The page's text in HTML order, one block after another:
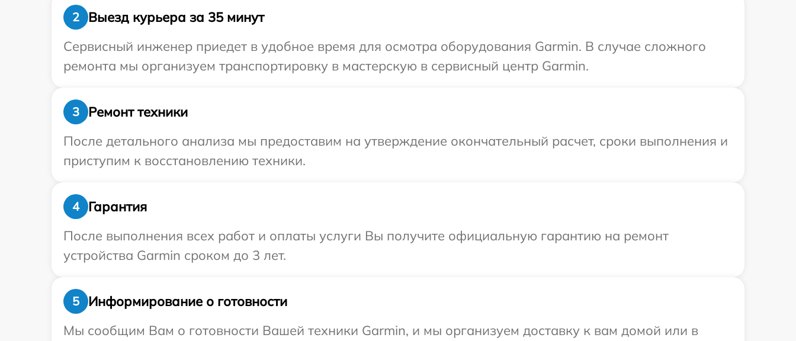
2
Выезд курьера за 35 минут
Сервисный инженер приедет в удобное время для осмотра оборудования Garmin. В случае сложного
ремонта мы организуем транспортировку в мастерскую в сервисный центр Garmin.
3
Ремонт техники
После детального анализа мы предоставим на утверждение окончательный расчет, сроки выполнения и
приступим к восстановлению техники.
4
Гарантия
После выполнения всех работ и оплаты услуги Вы получите официальную гарантию на ремонт
устройства Garmin сроком до 3 лет.
5
Информирование о готовности
Мы сообщим Вам о готовности Вашей техники Garmin, и мы организуем доставку к вам домой или в